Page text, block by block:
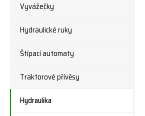
Vyvážečky
Hydraulické ruky
Štípací automaty
Traktorové přívěsy
Hydraulika